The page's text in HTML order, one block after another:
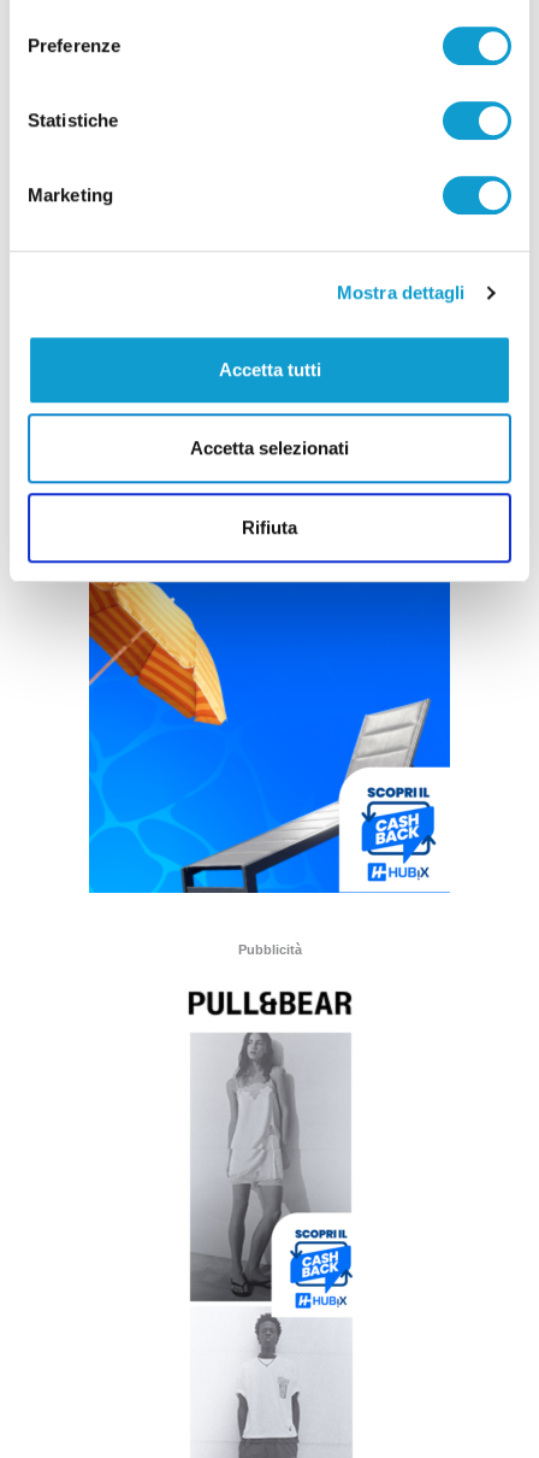
Preferenze
Statistiche
Marketing
Mostra dettagli
Accetta tutti
Accetta selezionati
Rifiuta
Pubblicità